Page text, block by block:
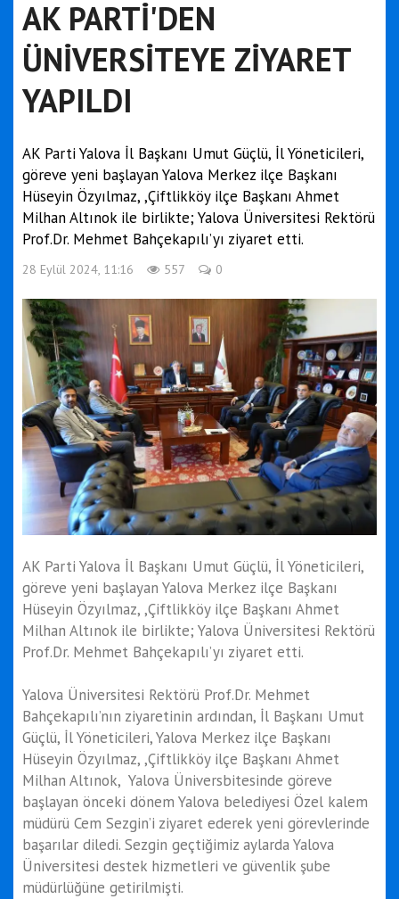
AK PARTİ'DEN
ÜNİVERSİTEYE ZİYARET
YAPILDI
AK Parti Yalova İl Başkanı Umut Güçlü, İl Yöneticileri,
göreve yeni başlayan Yalova Merkez ilçe Başkanı
Hüseyin Özyılmaz, ,Çiftlikköy ilçe Başkanı Ahmet
Milhan Altınok ile birlikte; Yalova Üniversitesi Rektörü
Prof.Dr. Mehmet Bahçekapılı’yı ziyaret etti.
28 Eylül 2024, 11:16 557 0
AK Parti Yalova İl Başkanı Umut Güçlü, İl Yöneticileri,
göreve yeni başlayan Yalova Merkez ilçe Başkanı
Hüseyin Özyılmaz, ,Çiftlikköy ilçe Başkanı Ahmet
Milhan Altınok ile birlikte; Yalova Üniversitesi Rektörü
Prof.Dr. Mehmet Bahçekapılı’yı ziyaret etti.
Yalova Üniversitesi Rektörü Prof.Dr. Mehmet
Bahçekapılı’nın ziyaretinin ardından, İl Başkanı Umut
Güçlü, İl Yöneticileri, Yalova Merkez ilçe Başkanı
Hüseyin Özyılmaz, ,Çiftlikköy ilçe Başkanı Ahmet
Milhan Altınok, Yalova Üniversbitesinde göreve
başlayan önceki dönem Yalova belediyesi Özel kalem
müdürü Cem Sezgin’i ziyaret ederek yeni görevlerinde
başarılar diledi. Sezgin geçtiğimiz aylarda Yalova
Üniversitesi destek hizmetleri ve güvenlik şube
müdürlüğüne getirilmişti.